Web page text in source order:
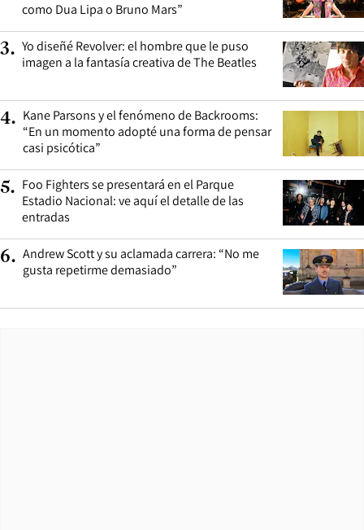
como Dua Lipa o Bruno Mars”
3. Yo diseñé Revolver: el hombre que le puso
imagen a la fantasía creativa de The Beatles
4. Kane Parsons y el fenómeno de Backrooms:
“En un momento adopté una forma de pensar
casi psicótica”
5. Foo Fighters se presentará en el Parque
Estadio Nacional: ve aquí el detalle de las
entradas
6. Andrew Scott y su aclamada carrera: “No me
gusta repetirme demasiado”